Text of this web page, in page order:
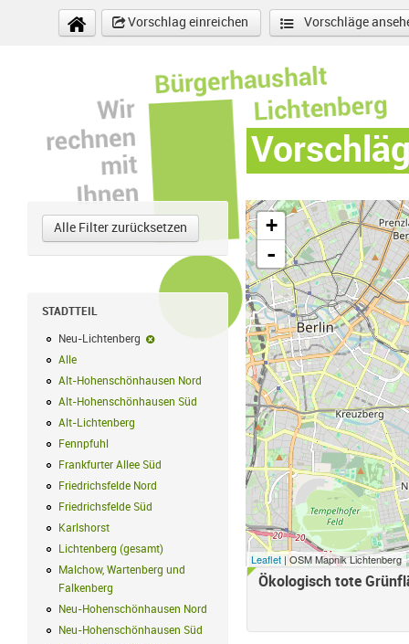
Direkt zum Inhalt
Vorschlag einreichen
Vorschläge
Alle Filter zurücksetzen
STADTTEIL
Neu-Lichtenberg
Neu-Lichtenberg-Filter entfernen
Alle
Alt-Hohenschönhausen Nord
Alt-Hohenschönhausen Nord Filter
Alt-Hohenschönhausen Süd
Alt-Hohenschönhausen Süd Filter
Alt-Lichtenberg Alt-Lichtenberg Filter anwenden
Fennpfuhl
Frankfurter Allee Süd
Frankfurter Allee Süd Filter anwenden
Friedrichsfelde Nord
Friedrichsfelde Nord Filter anwenden
Friedrichsfelde Süd
Friedrichsfelde Süd Filter anwenden
Karlshorst
Lichtenberg (gesamt) Lichtenberg (gesamt) Filter anwenden
Malchow, Wartenberg und
Falkenberg Malchow, Wartenberg und Falkenberg Filter anwenden
Neu-Hohenschönhausen Nord
Neu-Hohenschönhausen Süd
Neu-Hohenschönhausen Süd Filter
+
-
Leaflet| OSM Mapnik Lichtenberg
Ökologisch tote